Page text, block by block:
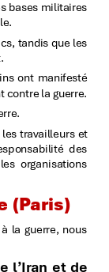
MAR »
HOMMAGE À
TT – 550 –